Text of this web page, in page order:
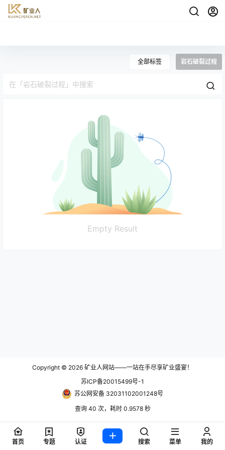
全部标签 岩石破裂过程
Empty Result
Copyright © 2026 矿业人网站——一站在手尽享矿业盛宴！
苏ICP备20015499号-1
苏公网安备 32031102001248号
查询 40 次，耗时 0.9578 秒
首页 专题 认证 搜索 菜单 我的